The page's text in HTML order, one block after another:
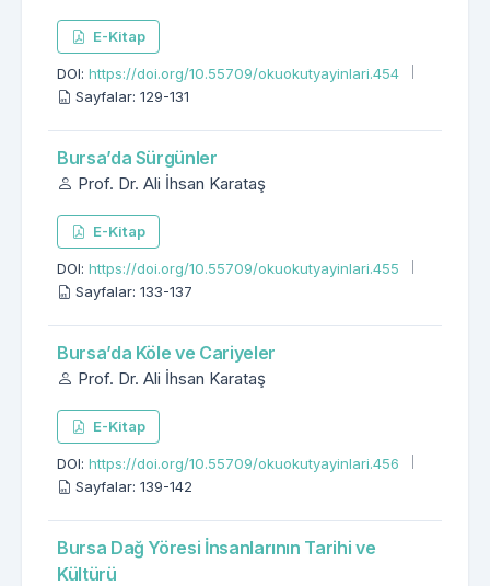
E-Kitap
DOI: https://doi.org/10.55709/okuokutyayinlari.454
Sayfalar: 129-131
Bursa’da Sürgünler
Prof. Dr. Ali İhsan Karataş
E-Kitap
DOI: https://doi.org/10.55709/okuokutyayinlari.455
Sayfalar: 133-137
Bursa’da Köle ve Cariyeler
Prof. Dr. Ali İhsan Karataş
E-Kitap
DOI: https://doi.org/10.55709/okuokutyayinlari.456
Sayfalar: 139-142
Bursa Dağ Yöresi İnsanlarının Tarihi ve
Kültürü